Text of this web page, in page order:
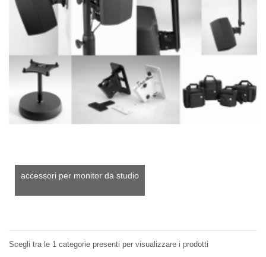
accessori per monitor da studio
Scegli tra le 1 categorie presenti per visualizzare i prodotti